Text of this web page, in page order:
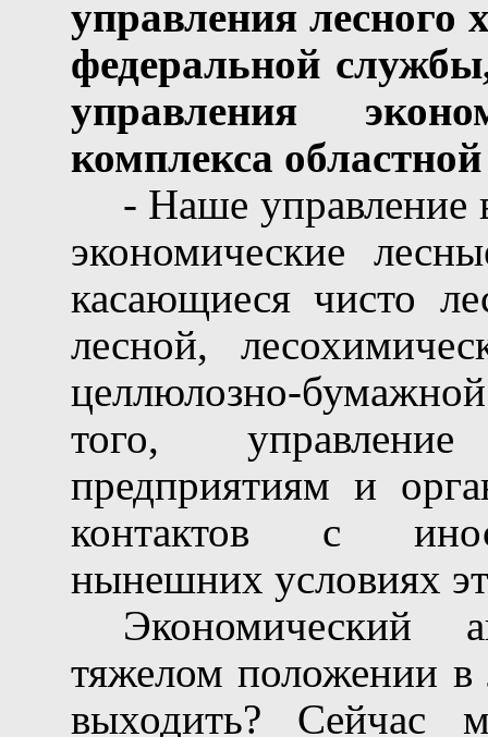
управления лесного
федеральной
управления
комплекса
- Наше управление
экономические
касающиеся чисто
лесной,
целлюлозно-
того,
предприятиям и
контактов
с
нынешних условиях
Экономический
тяжелом положении в
выходить? Сейчас